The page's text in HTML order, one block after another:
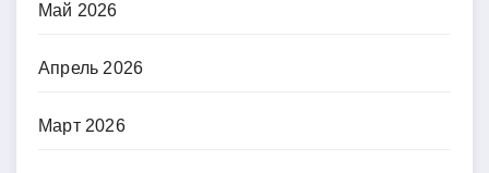
Май 2026
Апрель 2026
Март 2026